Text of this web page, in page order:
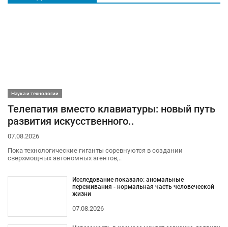
Наука и технологии
Телепатия вместо клавиатуры: новый путь
развития искусственного..
07.08.2026
Пока технологические гиганты соревнуются в создании
сверхмощных автономных агентов,..
Исследование показало: аномальные
переживания - нормальная часть человеческой
жизни
07.08.2026